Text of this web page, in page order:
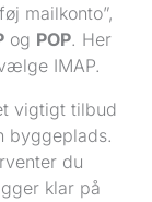
mailkonto”,
og POP. Her
IMAP.
vigtigt tilbud
byggeplads.
du
klar på